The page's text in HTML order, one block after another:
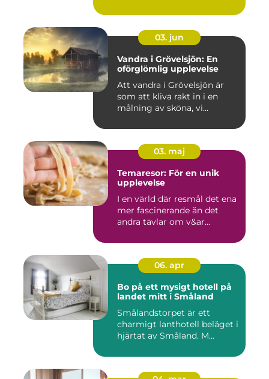
03. jun
Vandra i Grövelsjön: En
oförglömlig upplevelse
Att vandra i Grövelsjön är
som att kliva rakt in i en
målning av sköna, vi...
03. maj
Temaresor: För en unik
upplevelse
I en värld där resmål det ena
mer fascinerande än det
andra tävlar om v&ar...
06. apr
Bo på ett mysigt hotell på
landet mitt i Småland
Smålandstorpet är ett
charmigt lanthotell beläget i
hjärtat av Småland. M...